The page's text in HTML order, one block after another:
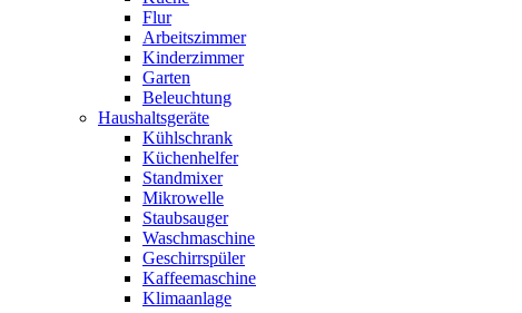
Flur
Arbeitszimmer
Kinderzimmer
Garten
Beleuchtung
Haushaltsgeräte
Kühlschrank
Küchenhelfer
Standmixer
Mikrowelle
Staubsauger
Waschmaschine
Geschirrspüler
Kaffeemaschine
Klimaanlage